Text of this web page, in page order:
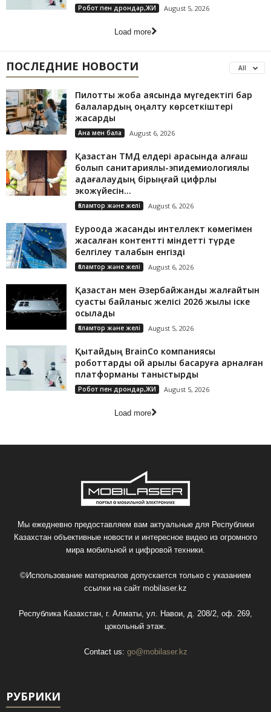
Робот пен дрондар,ЖИ August 5, 2026
Load more
ПОСЛЕДНИЕ НОВОСТИ All
Пилоттық жоба аясында мүгедектігі бар
балалардың оңалту көрсеткіштері
жақсарды
Ана мен бала August 6, 2026
Қазақстан ТМД елдері арасында алғаш
болып санитариялық-эпидемиологиялық
қадағалаудың бірыңғай цифрлық
экожүйесін...
Ғаламтор және желі August 6, 2026
Еуроодақ жасанды интеллект көмегімен
жасалған контентті міндетті түрде
белгілеу талабын енгізді
Ғаламтор және желі August 6, 2026
Қазақстан мен Әзербайжанды жалғайтын
суасты байланыс желісі 2026 жылы іске
қосылады
Ғаламтор және желі August 5, 2026
Қытайдың BrainCo компаниясы
роботтарды ой арқылы басқаруға арналған
платформаны таныстырды
Робот пен дрондар,ЖИ August 5, 2026
Load more
Мы ежедневно предоставляем вам актуальные для Республики
Казахстан объективные новости и интересное видео из огромного
мира мобильной и цифровой техники.
©Использование материалов допускается только с указанием
ссылки на сайт mobilaser.kz
Республика Казахстан, г. Алматы, ул. Навои, д. 208/2, оф. 269,
цокольный этаж.
Contact us: go@mobilaser.kz
РУБРИКИ